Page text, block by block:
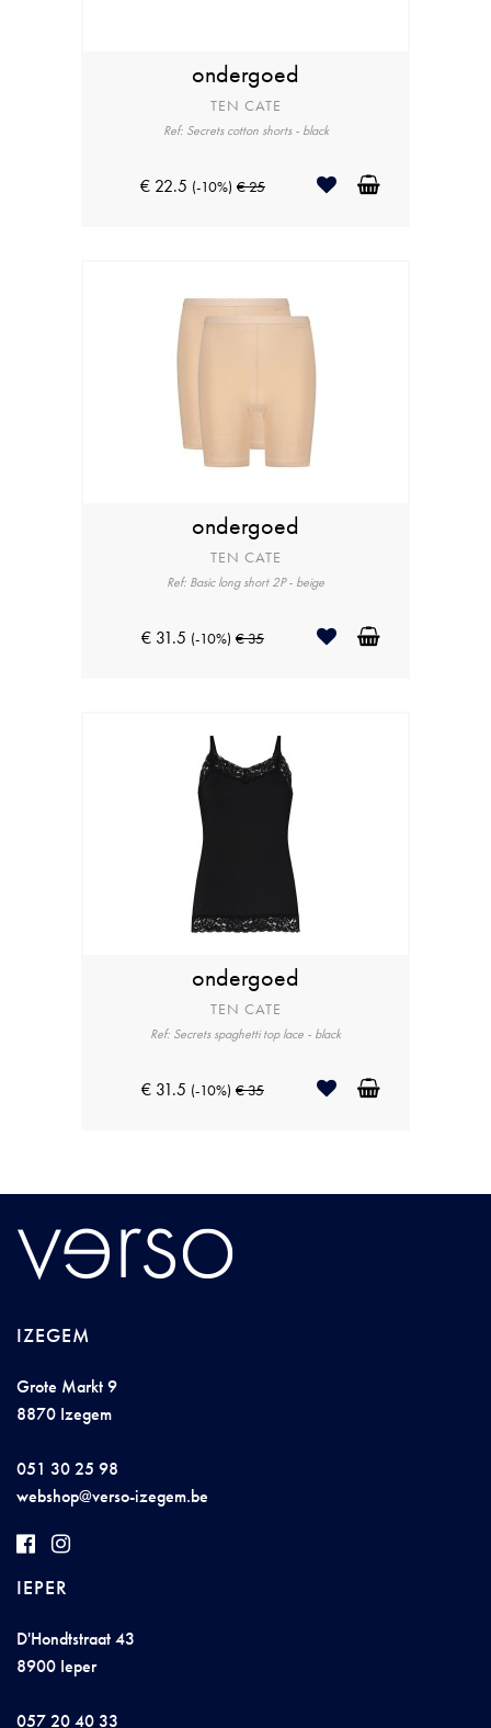
ondergoed
TEN CATE
Ref: Secrets cotton shorts - black
€ 22.5 (-10%) € 25
ondergoed
TEN CATE
Ref: Basic long short 2P - beige
€ 31.5 (-10%) € 35
ondergoed
TEN CATE
Ref: Secrets spaghetti top lace - black
€ 31.5 (-10%) € 35
IZEGEM
Grote Markt 9
8870 Izegem
051 30 25 98
webshop@verso-izegem.be
IEPER
D'Hondtstraat 43
8900 Ieper
057 20 40 33